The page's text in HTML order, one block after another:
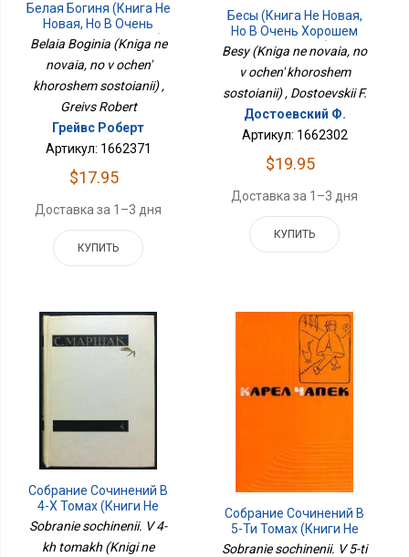
Белая Богиня (Книга Не
Новая, Но В Очень
Хорошем Состоянии)
Belaia Boginia (Kniga ne
novaia, no v ochen'
khoroshem sostoianii) ,
Greivs Robert
Грейвс Роберт
Артикул: 1662371
$17.95
Доставка за 1–3 дня
КУПИТЬ
Бесы (Книга Не Новая,
Но В Очень Хорошем
Состоянии)
Besy (Kniga ne novaia, no
v ochen' khoroshem
sostoianii) , Dostoevskii F.
Достоевский Ф.
Артикул: 1662302
$19.95
Доставка за 1–3 дня
КУПИТЬ
Собрание Сочинений В
4-Х Томах (Книги Не
Новые, Но В Хорошем
Sobranie sochinenii. V 4-
kh tomakh (Knigi ne
Собрание Сочинений В
5-Ти Томах (Книги Не
Новые, Но В Хорошем
Sobranie sochinenii. V 5-ti